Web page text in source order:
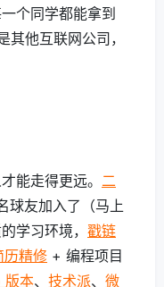
个同学都能拿到
他互联网公司，
能走得更远。 二
球友加入了（马上
学习环境， 戳链
历精修 + 编程项目
版本、 技术派、 微